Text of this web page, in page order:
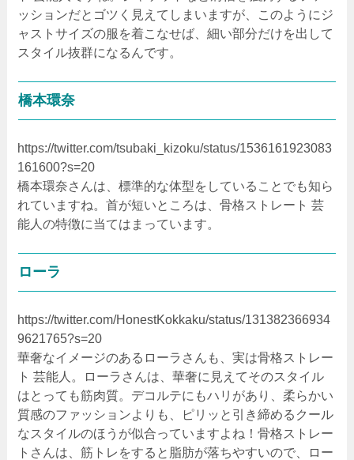
ッションだとゴツく見えてしまいますが、このようにジ
ャストサイズの服を着こなせば、細い部分だけを出して
スタイル抜群になるんです。
橋本環奈
https://twitter.com/tsubaki_kizoku/status/1536161923083
161600?s=20
橋本環奈さんは、標準的な体型をしていることでも知ら
れていますね。首が短いところは、骨格ストレート 芸
能人の特徴に当てはまっています。
ローラ
https://twitter.com/HonestKokkaku/status/131382366934
9621765?s=20
華奢なイメージのあるローラさんも、実は骨格ストレー
ト 芸能人。ローラさんは、華奢に見えてそのスタイル
はとっても筋肉質。デコルテにもハリがあり、柔らかい
質感のファッションよりも、ピリッと引き締めるクール
なスタイルのほうが似合っていますよね！骨格ストレー
トさんは、筋トレをすると脂肪が落ちやすいので、ロー